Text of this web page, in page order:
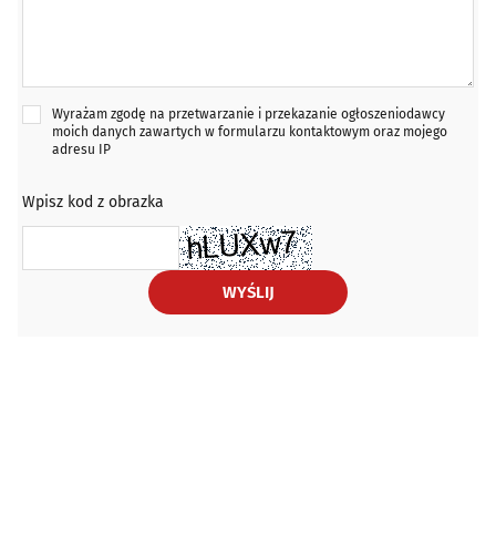
Wyrażam zgodę na przetwarzanie i przekazanie ogłoszeniodawcy
moich danych zawartych w formularzu kontaktowym oraz mojego
adresu IP
Wpisz kod z obrazka
WYŚLIJ